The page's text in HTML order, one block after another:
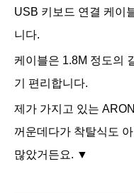
USB 키보드 연결 케이
니다.
케이블은 1.8M 정도의
기 편리합니다.
제가 가지고 있는
꺼운데다가 착탈식도
많았거든요. ▼